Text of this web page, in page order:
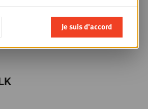
Je suis d'accord